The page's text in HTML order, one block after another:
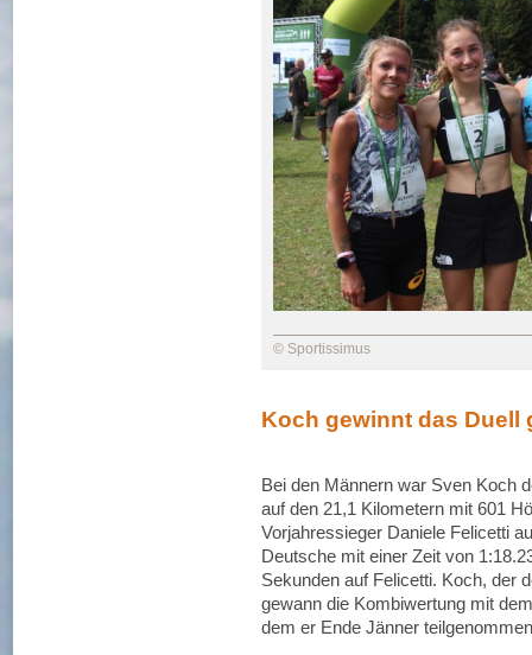
© Sportissimus
Koch gewinnt das Duell
Bei den Männern war Sven Koch
auf den 21,1 Kilometern mit 601
Vorjahressieger Daniele Felicetti
Deutsche mit einer Zeit von
Sekunden auf Felicetti. Koch, der
gewann die Kombiwertung mit
dem er Ende Jänner